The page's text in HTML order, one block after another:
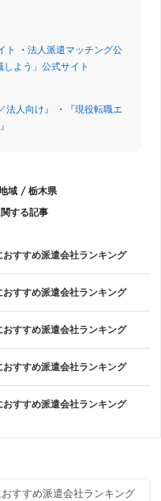
ト ・ 法人派遣マッチング公
よう」公式サイト
法人向け』 ・
『現役転職エ
域
栃木県
する記事
おすすめ派遣会社ランキング
おすすめ派遣会社ランキング
おすすめ派遣会社ランキング
おすすめ派遣会社ランキング
おすすめ派遣会社ランキング
すすめ派遣会社ランキング